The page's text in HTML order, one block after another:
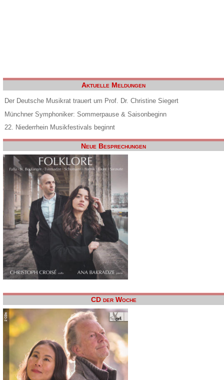
Aktuelle Meldungen
Der Deutsche Musikrat trauert um Prof. Dr. Christine Siegert
Münchner Symphoniker: Sommerpause & Saisonbeginn
22. Niederrhein Musikfestivals beginnt
Neue Besprechungen
CD der Woche